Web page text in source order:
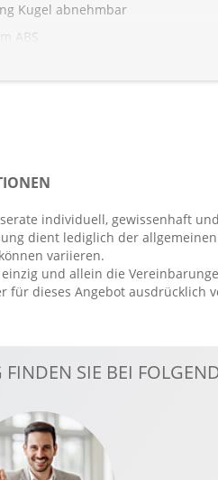
Kugel abnehmbar
ABS
verstell- & anklappbar, beheizt
ESP
individuell, gewissenhaft
dient lediglich der
variieren.
und allein die
für dieses Angebot ausdrücklich
FINDEN SIE BEI